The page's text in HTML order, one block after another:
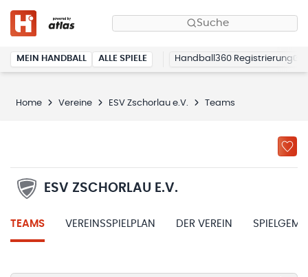
Suche
MEIN HANDBALL ALLE SPIELE Handball360 Registrierung
Home Vereine ESV Zschorlau e.V. Teams
ESV ZSCHORLAU E.V.
TEAMS VEREINSSPIELPLAN DER VEREIN